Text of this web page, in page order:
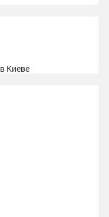
в Киеве